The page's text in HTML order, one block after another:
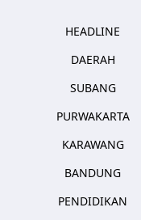
HEADLINE
DAERAH
SUBANG
PURWAKARTA
KARAWANG
BANDUNG
PENDIDIKAN